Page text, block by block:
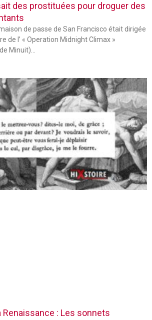
des prostituées pour droguer des
de passe de San Francisco était dirigée
de l’ « Operation Midnight Climax »
Minuit)…
Renaissance : Les sonnets